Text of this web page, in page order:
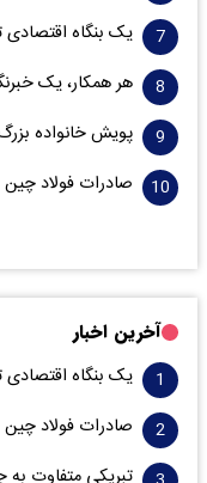
یک بنگاه
هر همکار، یک
پویش خانواده
صادرات فولاد چین ۴.۴ درصد کاهش یافت
آخرین اخبار
یک بنگاه
صادرات فولاد چین ۴.۴ درصد کاهش یافت